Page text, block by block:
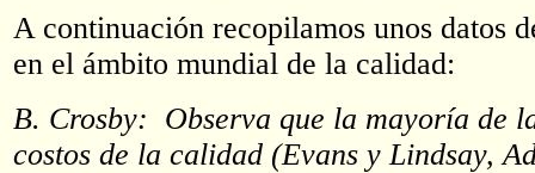
A continuación recopilamos unos datos
en el ámbito mundial de la calidad:
B. Crosby: Observa que la mayoría de
costos de la calidad (Evans y Lindsay,